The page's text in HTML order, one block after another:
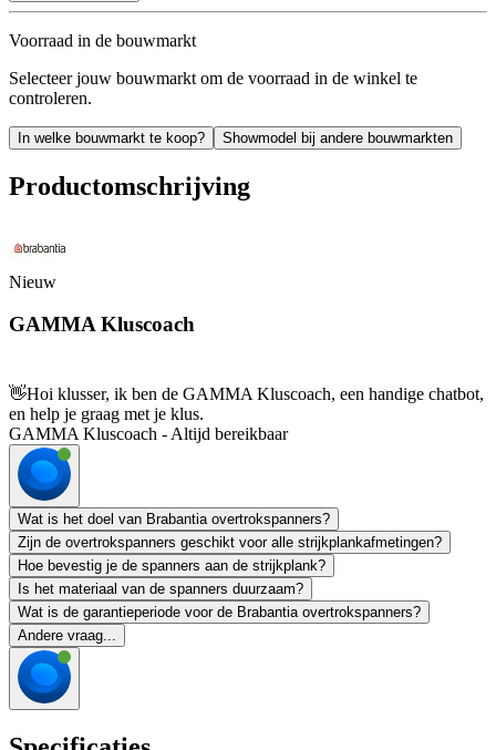
Voorraad in de bouwmarkt
Selecteer jouw bouwmarkt om de voorraad in de winkel te
controleren.
In welke bouwmarkt te koop? Showmodel bij andere bouwmarkten
Productomschrijving
Nieuw
GAMMA Kluscoach
👋Hoi klusser, ik ben de GAMMA Kluscoach, een handige chatbot,
en help je graag met je klus.
GAMMA Kluscoach - Altijd bereikbaar
Wat is het doel van Brabantia overtrokspanners?
Zijn de overtrokspanners geschikt voor alle strijkplankafmetingen?
Hoe bevestig je de spanners aan de strijkplank?
Is het materiaal van de spanners duurzaam?
Wat is de garantieperiode voor de Brabantia overtrokspanners?
Andere vraag...